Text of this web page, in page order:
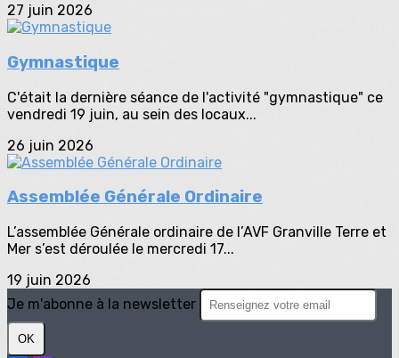
27 juin 2026
Gymnastique
C'était la dernière séance de l'activité "gymnastique" ce
vendredi 19 juin, au sein des locaux...
26 juin 2026
Assemblée Générale Ordinaire
L’assemblée Générale ordinaire de l’AVF Granville Terre et
Mer s’est déroulée le mercredi 17...
19 juin 2026
Je m'abonne à la newsletter
OK